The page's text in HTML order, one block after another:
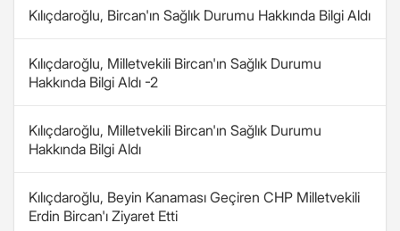
Kılıçdaroğlu, Bircan'ın Sağlık Durumu Hakkında Bilgi Aldı
Kılıçdaroğlu, Milletvekili Bircan'ın Sağlık Durumu
Hakkında Bilgi Aldı -2
Kılıçdaroğlu, Milletvekili Bircan'ın Sağlık Durumu
Hakkında Bilgi Aldı
Kılıçdaroğlu, Beyin Kanaması Geçiren CHP Milletvekili
Erdin Bircan'ı Ziyaret Etti